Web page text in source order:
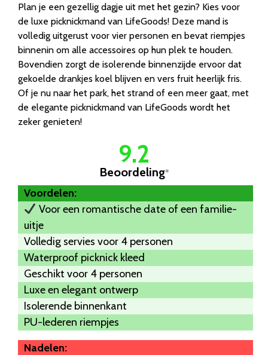
Plan je een gezellig dagje uit met het gezin? Kies voor
de luxe picknickmand van LifeGoods! Deze mand is
volledig uitgerust voor vier personen en bevat riempjes
binnenin om alle accessoires op hun plek te houden.
Bovendien zorgt de isolerende binnenzijde ervoor dat
gekoelde drankjes koel blijven en vers fruit heerlijk fris.
Of je nu naar het park, het strand of een meer gaat, met
de elegante picknickmand van LifeGoods wordt het
zeker genieten!
9.2
Beoordeling*
Voordelen:
Voor een romantische date of een familie-
uitje
Volledig servies voor 4 personen
Waterproof picknick kleed
Geschikt voor 4 personen
Luxe en elegant ontwerp
Isolerende binnenkant
PU-lederen riempjes
Nadelen: